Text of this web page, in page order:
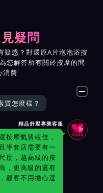
疑問
疑惑？對還原A片泡泡浴按
您解答所有關於按摩的問
消費
質怎麼樣？
精品舒壓專業客服
按摩氣質較佳，
半套店需要有一
度，越高級的按
，更高級的還有
顧客不用擔心選